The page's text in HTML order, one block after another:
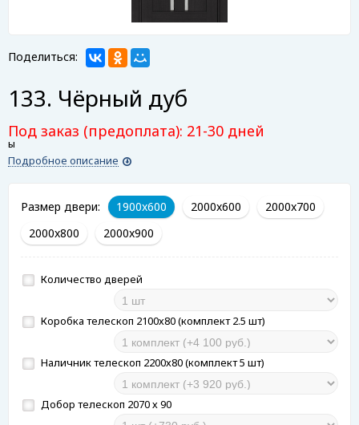
Поделиться:
133. Чёрный дуб
Под заказ (предоплата): 21-30 дней
ы
Подробное описание
Размер двери: 1900x600 2000x600
2000x700
2000x800
2000x900
Количество дверей
Коробка телескоп 2100х80 (комплект 2.5 шт)
Наличник телескоп 2200х80 (комплект 5 шт)
Добор телескоп 2070 х 90